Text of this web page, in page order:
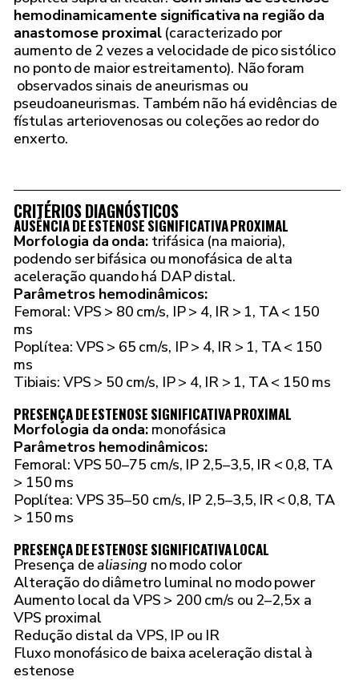
hemodinamicamente significativa na região da
anastomose proximal(caracterizado por
aumento de 2 vezes a velocidade de pico sistólico
no ponto de maior estreitamento). Não foram
observados sinais de aneurismas ou
pseudoaneurismas. Também não há evidências de
fístulas arteriovenosas ou coleções ao redor do
enxerto.
CRITÉRIOS DIAGNÓSTICOS
AUSÊNCIA DE ESTENOSE SIGNIFICATIVA PROXIMAL
Morfologia da onda:trifásica (na maioria),
podendo ser bifásica ou monofásica de alta
aceleração quando há DAP distal.
Parâmetros hemodinâmicos:
Femoral: VPS > 80 cm/s, IP > 4, IR > 1, TA < 150
ms
Poplítea: VPS > 65 cm/s, IP > 4, IR > 1, TA < 150
ms
Tibiais: VPS > 50 cm/s, IP > 4, IR > 1, TA < 150 ms
PRESENÇA DE ESTENOSE SIGNIFICATIVA PROXIMAL
Morfologia da onda:monofásica
Parâmetros hemodinâmicos:
Femoral: VPS 50–75 cm/s, IP 2,5–3,5, IR < 0,8, TA
> 150 ms
Poplítea: VPS 35–50 cm/s, IP 2,5–3,5, IR < 0,8, TA
> 150 ms
PRESENÇA DE ESTENOSE SIGNIFICATIVA LOCAL
Presença dealiasingno modo color
Alteração do diâmetro luminal no modo power
Aumento local da VPS > 200 cm/s ou 2–2,5x a
VPS proximal
Redução distal da VPS, IP ou IR
Fluxo monofásico de baixa aceleração distal à
estenose